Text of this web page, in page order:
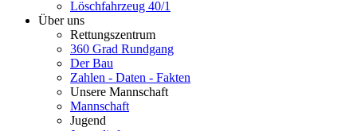
Löschfahrzeug 40/1
Über uns
Rettungszentrum
360 Grad Rundgang
Der Bau
Zahlen - Daten - Fakten
Unsere Mannschaft
Mannschaft
Jugend